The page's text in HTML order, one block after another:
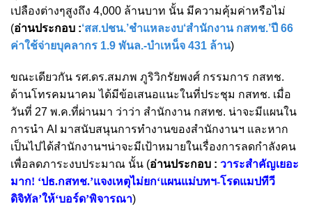
เปลืองต่างๆสูงถึง 4,000 ล้านบาท นั้น มีความคุ้มค่าหรือไม่
(อ่านประกอบ :‘สส.ปชน.’ชำแหละงบ‘สำนักงาน กสทช.’ปี 66
ค่าใช้จ่ายบุคลากร 1.9 พันล.-บำเหน็จ 431 ล้าน)
ขณะเดียวกัน รศ.ดร.สมภพ ภูริวิกรัยพงศ์ กรรมการ กสทช.
ด้านโทรคมนาคม ได้มีข้อเสนอแนะในที่ประชุม กสทช. เมื่อ
วันที่ 27 พ.ค.ที่ผ่านมา ว่าว่า สำนักงาน กสทช. น่าจะมีแผนใน
การนำ AI มาสนับสนุนการทำงานของสำนักงานฯ และหาก
เป็นไปได้สำนักงานฯน่าจะมีเป้าหมายในเรื่องการลดกำลังคน
เพื่อลดภาระงบประมาณ นั้น (อ่านประกอบ : วาระสำคัญเยอะ
มาก! ‘ปธ.กสทช.’แจงเหตุไม่ยก‘แผนแม่บทฯ-โรดแมปทีวี
ดิจิทัล’ให้‘บอร์ด’พิจารณา)